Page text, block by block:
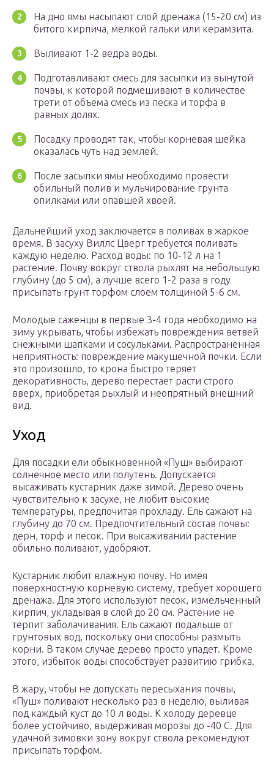
На дно ямы насыпают слой дренажа (15-20 см) из
битого кирпича, мелкой гальки или керамзита.
Выливают 1-2 ведра воды.
Подготавливают смесь для засыпки из вынутой
почвы, к которой подмешивают в количестве
трети от объема смесь из песка и торфа в
равных долях.
Посадку проводят так, чтобы корневая шейка
оказалась чуть над землей.
После засыпки ямы необходимо провести
обильный полив и мульчирование грунта
опилками или опавшей хвоей.
Дальнейший уход заключается в поливах в жаркое
время. В засуху Виллс Цверг требуется поливать
каждую неделю. Расход воды: по 10-12 л на 1
растение. Почву вокруг ствола рыхлят на небольшую
глубину (до 5 см), а лучше всего 1-2 раза в году
присыпать грунт торфом слоем толщиной 5-6 см.
Молодые саженцы в первые 3-4 года необходимо на
зиму укрывать, чтобы избежать повреждения ветвей
снежными шапками и сосульками. Распространенная
неприятность: повреждение макушечной почки. Если
это произошло, то крона быстро теряет
декоративность, дерево перестает расти строго
вверх, приобретая рыхлый и неопрятный внешний
вид.
Уход
Для посадки ели обыкновенной «Пуш» выбирают
солнечное место или полутень. Допускается
высаживать кустарник даже зимой. Дерево очень
чувствительно к засухе, не любит высокие
температуры, предпочитая прохладу. Ель сажают на
глубину до 70 см. Предпочтительный состав почвы:
дерн, торф и песок. При высаживании растение
обильно поливают, удобряют.
Кустарник любит влажную почву. Но имея
поверхностную корневую систему, требует хорошего
дренажа. Для этого используют песок, измельченный
кирпич, укладывая в слой до 20 см. Растение не
терпит заболачивания. Ель сажают подальше от
грунтовых вод, поскольку они способны размыть
корни. В таком случае дерево просто упадет. Кроме
этого, избыток воды способствует развитию грибка.
В жару, чтобы не допускать пересыхания почвы,
«Пуш» поливают несколько раз в неделю, выливая
под каждый куст до 10 л воды. К холоду деревце
более устойчиво, выдерживая морозы до -40 С. Для
удачной зимовки зону вокруг ствола рекомендуют
присыпать торфом.